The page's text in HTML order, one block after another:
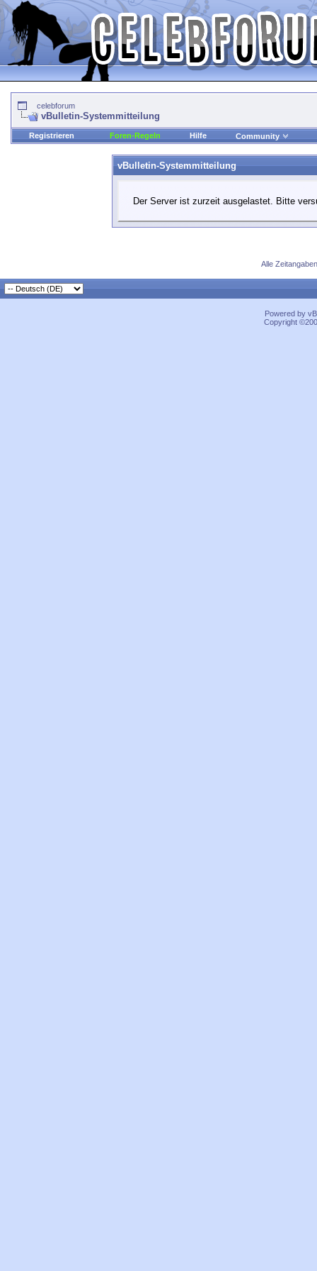
celebforum
vBulletin-Systemmitteilung
Registrieren Foren-Regeln Hilfe Community
vBulletin-Systemmitteilung
Der Server ist zurzeit ausgelastet. Bitte
Alle
Powered by
Copyright